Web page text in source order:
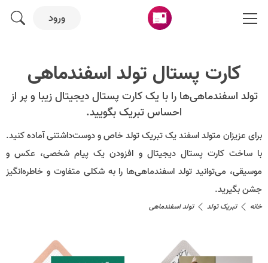
ورود
کارت پستال تولد اسفندماهی
تولد اسفندماهی‌ها را با یک کارت پستال دیجیتال زیبا و پر از
احساس تبریک بگویید.
برای عزیزان متولد اسفند یک تبریک تولد خاص و دوست‌داشتنی آماده کنید.
با ساخت کارت پستال دیجیتال و افزودن یک پیام شخصی، عکس و
موسیقی، می‌توانید تولد اسفندماهی‌ها را به شکلی متفاوت و خاطره‌انگیز
جشن بگیرید.
خانه تبریک تولد تولد اسفندماهی